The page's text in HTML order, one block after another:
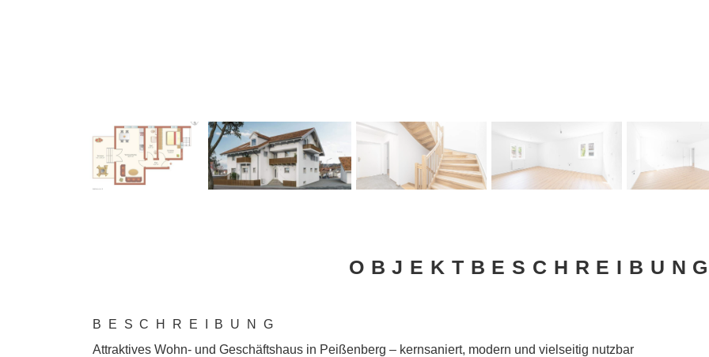
BESCHREIBUNG
Attraktives Wohn- und Geschäftshaus in Peißenberg – kernsaniert, modern und vielseitig nutzbar